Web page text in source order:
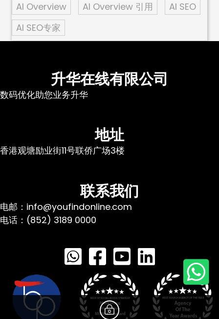
AI Overview
AI Overview 引用
AI SEO
AI SEO专家
升华在线有限公司
数码优化助您业务升华
地址
香港观塘励业街11号联侨广场3楼
联系我们
电邮：info@youfindonline.com
电话：(852) 3189 0000